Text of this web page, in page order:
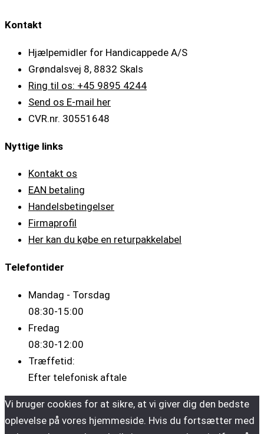
Kontakt
Hjælpemidler for Handicappede A/S
Grøndalsvej 8, 8832 Skals
Ring til os: +45 9895 4244
Send os E-mail her
CVR.nr. 30551648
Nyttige links
Kontakt os
EAN betaling
Handelsbetingelser
Firmaprofil
Her kan du købe en returpakkelabel
Telefontider
Mandag - Torsdag
08:30-15:00
Fredag
08:30-12:00
Træffetid:
Efter telefonisk aftale
Vi bruger cookies for at sikre, at vi giver dig den bedste
oplevelse på vores hjemmeside. Hvis du fortsætter med